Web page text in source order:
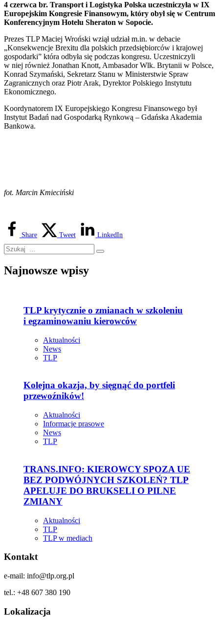
4 czerwca br. Transport i Logistyka Polska uczestniczyła w IX
Europejskim Kongresie Finansowym, który obył się w Centrum
Konferencyjnym Hotelu Sheraton w Sopocie.
Prezes TLP Maciej Wroński wziął udział m.in. w debacie
„Konsekwencje Brexitu dla polskich przedsiębiorców i krajowej
gospodarki” która odbyła się podczas kongresu. Uczestniczyli
w niej również Jonathan Knott, Ambasador Wlk. Brytanii w Polsce,
Konrad Szymański, Sekretarz Stanu w Ministerstwie Spraw
Zagranicznych oraz Piotr Arak, Dyrektor Polskiego Instytutu
Ekonomicznego.
Koordynatorem IX Europejskiego Kongresu Finansowego był
Instytut Badań nad Gospodarką Rynkową – Gdańska Akademia
Bankowa.
fot. Marcin Kmieciński
Share Tweet LinkedIn
Najnowsze wpisy
TLP krytycznie o zmianach w szkoleniu
i egzaminowaniu kierowców
Aktualności
News
TLP
Kolejna okazja, by sięgnąć do portfeli
przewoźników!
Aktualności
Informacje prasowe
News
TLP
TRANS.INFO: KIEROWCY SPOZA UE
BEZ PODWÓJNYCH SZKOLEŃ? TLP
APELUJE DO BRUKSELI O PILNE
ZMIANY
Aktualności
TLP
TLP w mediach
Kontakt
e-mail: info@tlp.org.pl
tel.: +48 607 380 190
Lokalizacja